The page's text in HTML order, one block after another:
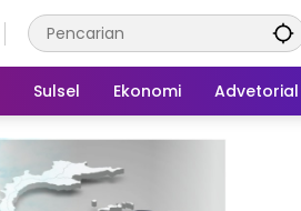
Sulsel Ekonomi Advetorial